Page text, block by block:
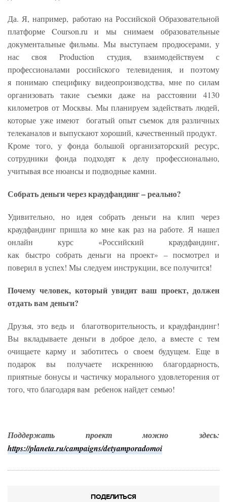
Да. Я, например, работаю на Российской Образовательной
платформе Courson.ru и мы снимаем образовательные
документальные фильмы. Мы выступаем продюсерами, у
нас своя Production студия, взаимодействуем с
профессионалами российского телевидения, и поэтому
я понимаю специфику видеопроизводства, мне по силам
организовать такие съемки даже на расстоянии 4130
километров от Москвы. Мы планируем задействать людей,
которые уже имеют богатый опыт съемок для различных
телеканалов и выпускают хороший, качественный продукт.
Кроме того, у фонда большой организаторский ресурс,
сотрудники фонда подходят к делу профессионально,
учитывая все нюансы и подводные камни.
Собрать деньги через краудфандинг – реально?
Удивительно, но идея собрать деньги на клип через
краудфандинг пришла ко мне как раз на работе. Я нашел
онлайн курс «Российский краудфандинг,
как быстро собрать деньги на проект» – посмотрел и
поверил в успех! Мы следуем инструкции, все получится!
Почему человек, который увидит ваш проект, должен
отдать вам деньги?
Друзья, это ведь и благотворительность, и краудфандинг!
Вы вкладываете деньги в доброе дело, а вместе с тем
очищаете карму и заботитесь о своем будущем. Еще в
подарок вы получаете искреннюю благордарность,
приятные бонусы и частичку морального удовлеторения от
того, что благодаря вам ребенок найдет семью!
Поддержать проект можно здесь:
https://planeta.ru/campaigns/detyamporadomoi
ПОДЕЛИТЬСЯ